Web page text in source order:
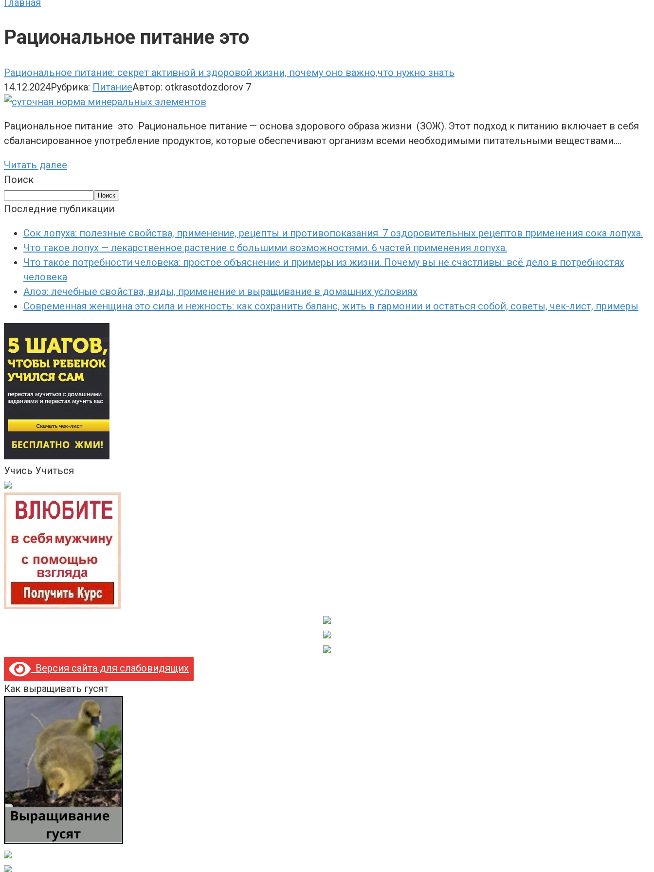
Главная
Рациональное питание это
Рациональное питание: секрет активной и здоровой жизни, почему оно важно,что нужно знать
14.12.2024Рубрика: ПитаниеАвтор: otkrasotdozdorov 7
Рациональное питание это Рациональное питание — основа здорового образа жизни (ЗОЖ). Этот подход к питанию включает в себя
сбалансированное употребление продуктов, которые обеспечивают организм всеми необходимыми питательными веществами….
Читать далее
Поиск
Поиск
Последние публикации
Сок лопуха: полезные свойства, применение, рецепты и противопоказания. 7 оздоровительных рецептов применения сока лопуха.
Что такое лопух — лекарственное растение с большими возможностями. 6 частей применения лопуха.
Что такое потребности человека: простое объяснение и примеры из жизни. Почему вы не счастливы: всё дело в потребностях
человека
Алоэ: лечебные свойства, виды, применение и выращивание в домашних условиях
Современная женщина это сила и нежность: как сохранить баланс, жить в гармонии и остаться собой, советы, чек-лист, примеры
Учись Учиться
Версия сайта для слабовидящих
Как выращивать гусят